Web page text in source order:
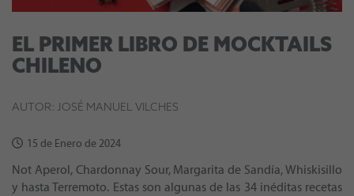
EL PRIMER LIBRO DE MOCKTAILS
CHILENO
AUTOR: JOSÉ MANUEL VILCHES
15 de Enero de 2024
Not Aperol, Chardonnay Sour, Margarita de Sandía, Whiskisillo
y hasta Terremoto. Estas son algunas de las 34 inéditas recetas